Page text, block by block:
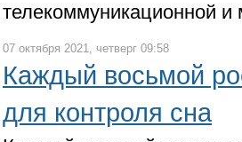
телекоммуникационной и
07 октября 2021, четверг 09:58
Каждый восьмой
для контроля сна